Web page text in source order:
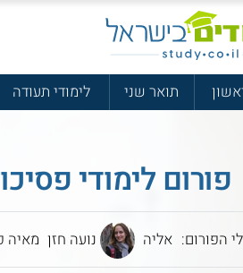
תואר שני לימודי תעודה
פורום לימודי
הפורום: אליה נועה חזן מאיה